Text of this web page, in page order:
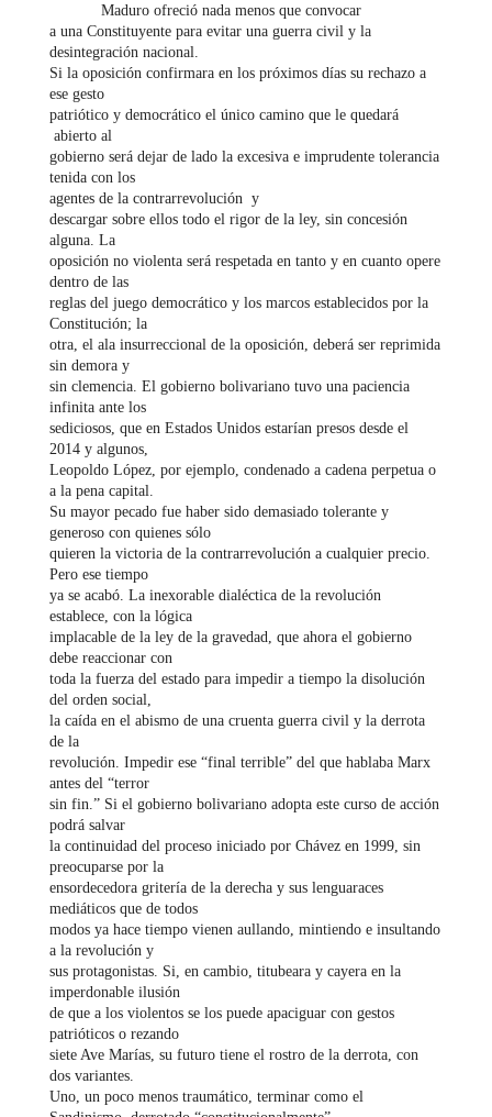
Maduro ofreció nada menos que convocar
a una Constituyente para evitar una guerra civil y la
desintegración nacional.
Si la oposición confirmara en los próximos días su rechazo a
ese gesto
patriótico y democrático el único camino que le quedará
abierto al
gobierno será dejar de lado la excesiva e imprudente tolerancia
tenida con los
agentes de la contrarrevolución y
descargar sobre ellos todo el rigor de la ley, sin concesión
alguna. La
oposición no violenta será respetada en tanto y en cuanto opere
dentro de las
reglas del juego democrático y los marcos establecidos por la
Constitución; la
otra, el ala insurreccional de la oposición, deberá ser reprimida
sin demora y
sin clemencia. El gobierno bolivariano tuvo una paciencia
infinita ante los
sediciosos, que en Estados Unidos estarían presos desde el
2014 y algunos,
Leopoldo López, por ejemplo, condenado a cadena perpetua o
a la pena capital.
Su mayor pecado fue haber sido demasiado tolerante y
generoso con quienes sólo
quieren la victoria de la contrarrevolución a cualquier precio.
Pero ese tiempo
ya se acabó. La inexorable dialéctica de la revolución
establece, con la lógica
implacable de la ley de la gravedad, que ahora el gobierno
debe reaccionar con
toda la fuerza del estado para impedir a tiempo la disolución
del orden social,
la caída en el abismo de una cruenta guerra civil y la derrota
de la
revolución. Impedir ese “final terrible” del que hablaba Marx
antes del “terror
sin fin.” Si el gobierno bolivariano adopta este curso de acción
podrá salvar
la continuidad del proceso iniciado por Chávez en 1999, sin
preocuparse por la
ensordecedora gritería de la derecha y sus lenguaraces
mediáticos que de todos
modos ya hace tiempo vienen aullando, mintiendo e insultando
a la revolución y
sus protagonistas. Si, en cambio, titubeara y cayera en la
imperdonable ilusión
de que a los violentos se los puede apaciguar con gestos
patrióticos o rezando
siete Ave Marías, su futuro tiene el rostro de la derrota, con
dos variantes.
Uno, un poco menos traumático, terminar como el